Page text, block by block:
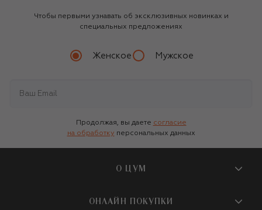
Чтобы первыми узнавать об эксклюзивных новинках и
специальных предложениях
Женское Мужское
Продолжая, вы даете согласие
на обработку персональных данных
О ЦУМ
О магазине
ОНЛАЙН ПОКУПКИ